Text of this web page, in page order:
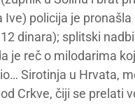
Ive) policija je pronašla
dinara); splitski
je reč o milodarima
Sirotinja u Hrvata,
Crkve, čiji se prelati